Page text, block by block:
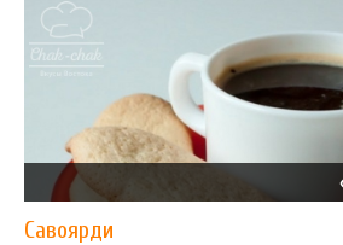
Савоярди